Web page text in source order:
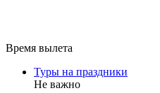
Время вылета
Туры на праздники
Не важно